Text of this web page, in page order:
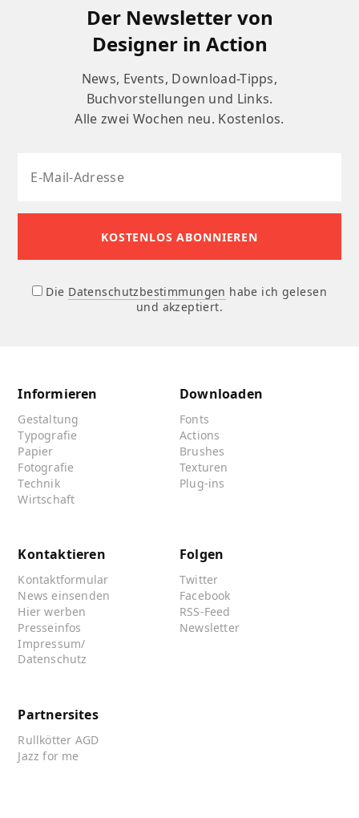
Der Newsletter von
Designer in Action
News, Events, Download-Tipps,
Buchvorstellungen und Links.
Alle zwei Wochen neu. Kostenlos.
Die Datenschutzbestimmungen habe ich gelesen
und akzeptiert.
Informieren
Gestaltung
Typografie
Papier
Fotografie
Technik
Wirtschaft
Downloaden
Fonts
Actions
Brushes
Texturen
Plug-ins
Kontaktieren
Kontaktformular
News einsenden
Hier werben
Presseinfos
Impressum/
Datenschutz
Folgen
Twitter
Facebook
RSS-Feed
Newsletter
Partnersites
Rullkötter AGD
Jazz for me